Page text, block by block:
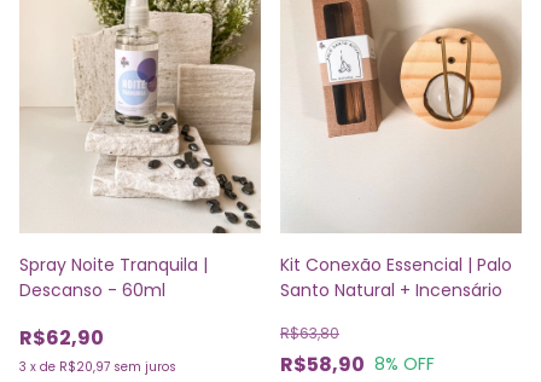
Spray Noite Tranquila |
Descanso - 60ml
R$62,90
3 x de R$20,97 sem juros
Kit Conexão Essencial | Palo
Santo Natural + Incensário
R$58,90
R$63,80
8% OFF